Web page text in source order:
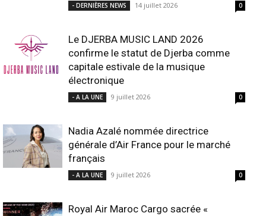
- DERNIÈRES NEWS 14 juillet 2026 0
Le DJERBA MUSIC LAND 2026
confirme le statut de Djerba comme
capitale estivale de la musique
électronique
- A LA UNE 9 juillet 2026 0
Nadia Azalé nommée directrice
générale d’Air France pour le marché
français
- A LA UNE 9 juillet 2026 0
Royal Air Maroc Cargo sacrée «